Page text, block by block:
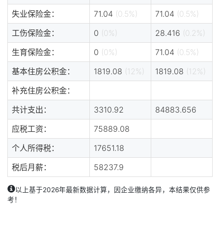
失业保险金：
71.04 (0.5%) 71.04 (0.5%)
工伤保险金：
0 (0%) 28.416 (0.2%)
生育保险金：
0 (0%) 71.04 (0.5%)
基本住房公积金：
1819.08 (12%) 1819.08 (12%)
补充住房公积金：
共计支出：
3310.92
84883.656
应税工资：
75889.08
个人所得税：
17651.18
税后月薪：
58237.9
以上基于2026年最新数据计算，因企业缴纳各异，本结果仅供参
考！